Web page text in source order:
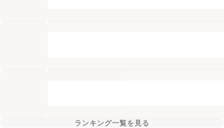
ランキング一覧を見る